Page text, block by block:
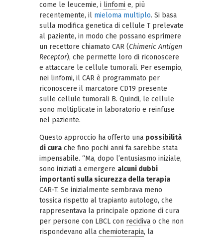
come le leucemie, i linfomi e, più
recentemente, il mieloma multiplo. Si basa
sulla modifica genetica di cellule T prelevate
al paziente, in modo che possano esprimere
un recettore chiamato CAR (Chimeric Antigen
Receptor), che permette loro di riconoscere
e attaccare le cellule tumorali. Per esempio,
nei linfomi, il CAR è programmato per
riconoscere il marcatore CD19 presente
sulle cellule tumorali B. Quindi, le cellule
sono moltiplicate in laboratorio e reinfuse
nel paziente.
Questo approccio ha offerto una possibilità
di cura che fino pochi anni fa sarebbe stata
impensabile. “Ma, dopo l’entusiasmo iniziale,
sono iniziati a emergere alcuni dubbi
importanti sulla sicurezza della terapia
CAR-T. Se inizialmente sembrava meno
tossica rispetto al trapianto autologo, che
rappresentava la principale opzione di cura
per persone con LBCL con recidiva o che non
rispondevano alla chemioterapia, la